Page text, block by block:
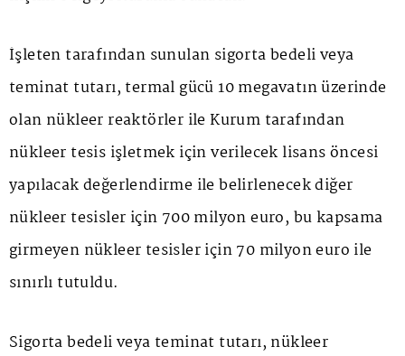
İşleten tarafından sunulan sigorta bedeli veya
teminat tutarı, termal gücü 10 megavatın üzerinde
olan nükleer reaktörler ile Kurum tarafından
nükleer tesis işletmek için verilecek lisans öncesi
yapılacak değerlendirme ile belirlenecek diğer
nükleer tesisler için 700 milyon euro, bu kapsama
girmeyen nükleer tesisler için 70 milyon euro ile
sınırlı tutuldu.
Sigorta bedeli veya teminat tutarı, nükleer